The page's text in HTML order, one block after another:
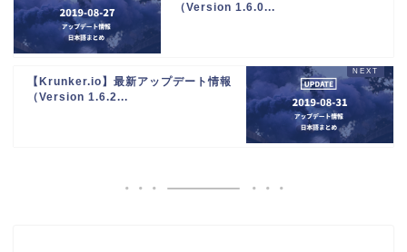
（Version 1.6.0...
【Krunker.io】最新アップデート情報
（Version 1.6.2...